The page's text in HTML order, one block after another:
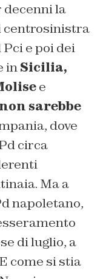
decenni la
centrosinistra
e poi dei
inSicilia,
e
sarebbe
dove
circa
Ma a
napoletano,
di luglio, a
come si stia